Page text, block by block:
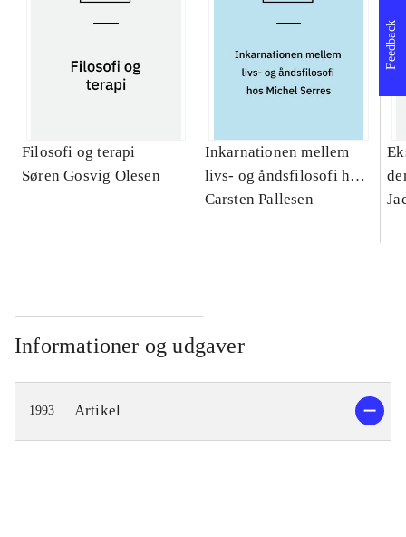
Filosofi og terapi
Søren Gosvig Olesen
Inkarnationen mellem
livs- og åndsfilosofi hos
Michel Serres : et
Carsten Pallesen
Informationer og udgaver
1993 Artikel
Feedback